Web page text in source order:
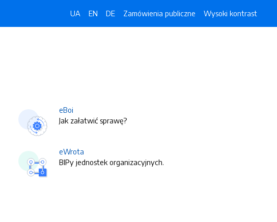
UA EN DE Zamówienia publiczne Wysoki kontrast
eBoi
Jak załatwić sprawę?
eWrota
BIPy jednostek organizacyjnych.